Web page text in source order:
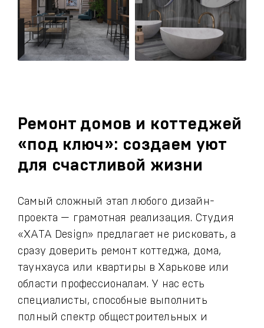
Ремонт домов и коттеджей
«под ключ»: создаем уют
для счастливой жизни
Самый сложный этап любого дизайн-
проекта — грамотная реализация. Студия
«ХАТА Design» предлагает не рисковать, а
сразу доверить ремонт коттеджа, дома,
таунхауса или квартиры в Харькове или
области профессионалам. У нас есть
специалисты, способные выполнить
полный спектр общестроительных и